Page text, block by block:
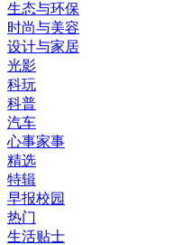
生态与环保
时尚与美容
设计与家居
光影
科玩
科普
汽车
心事家事
精选
特辑
早报校园
热门
生活贴士